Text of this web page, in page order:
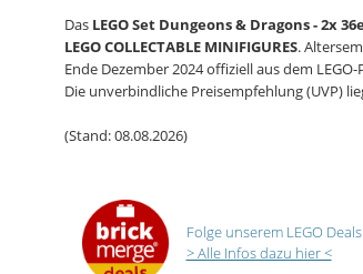
Das LEGO Set Dungeons & Dragons - 2x
LEGO COLLECTABLE MINIFIGURES.
Ende Dezember 2024 offiziell aus dem
Die unverbindliche Preisempfehlung (UVP)
(Stand: 08.08.2026)
Folge unserem LEGO
> Alle Infos dazu hier <